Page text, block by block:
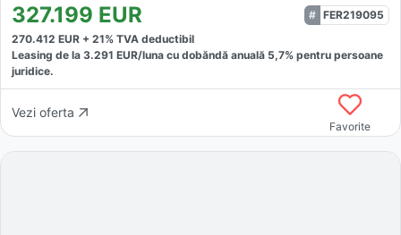
327.199 EUR
FER219095
270.412 EUR + 21% TVA deductibil
Leasing de la 3.291 EUR/luna cu dobăndă anuală 5,7% pentru persoane
juridice.
Vezi oferta
Favorite